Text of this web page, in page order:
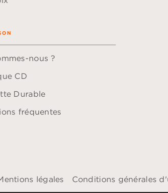
nous ?
CD
Durable
fréquentes
légales Conditions générales